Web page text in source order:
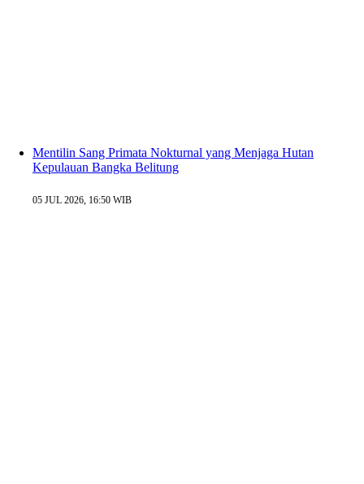
Mentilin Sang Primata Nokturnal yang Menjaga Hutan
Kepulauan Bangka Belitung
05 JUL 2026, 16:50 WIB